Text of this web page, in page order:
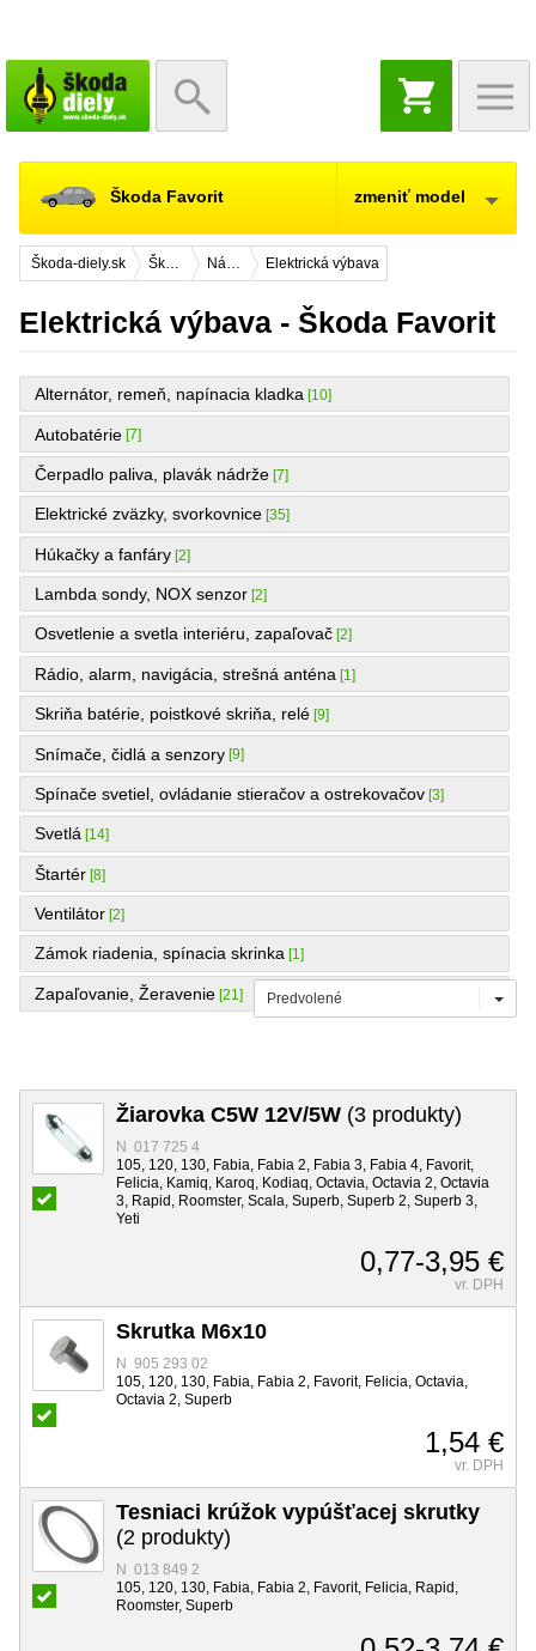
NÁKUPNÝ
KOŠÍK
Škoda Favorit zmeniť model
Škoda-diely.sk Škoda Favorit Náhradné diely Elektrická výbava
Elektrická výbava - Škoda Favorit
Alternátor, remeň, napínacia kladka [10]
Autobatérie [7]
Čerpadlo paliva, plavák nádrže [7]
Elektrické zväzky, svorkovnice [35]
Húkačky a fanfáry [2]
Lambda sondy, NOX senzor [2]
Osvetlenie a svetla interiéru, zapaľovač [2]
Rádio, alarm, navigácia, strešná anténa [1]
Skriňa batérie, poistkové skriňa, relé [9]
Snímače, čidlá a senzory [9]
Spínače svetiel, ovládanie stieračov a ostrekovačov [3]
Svetlá [14]
Štartér [8]
Ventilátor [2]
Zámok riadenia, spínacia skrinka [1]
Zapaľovanie, Žeravenie [21]
Žiarovka C5W 12V/5W (3 produkty)
N 017 725 4
105, 120, 130, Fabia, Fabia 2, Fabia 3, Fabia 4, Favorit,
Felicia, Kamiq, Karoq, Kodiaq, Octavia, Octavia 2, Octavia
3, Rapid, Roomster, Scala, Superb, Superb 2, Superb 3,
Yeti
0,77-3,95 €
vr. DPH
Skrutka M6x10
N 905 293 02
105, 120, 130, Fabia, Fabia 2, Favorit, Felicia, Octavia,
Octavia 2, Superb
1,54 €
vr. DPH
Tesniaci krúžok vypúšťacej skrutky
(2 produkty)
N 013 849 2
105, 120, 130, Fabia, Fabia 2, Favorit, Felicia, Rapid,
Roomster, Superb
Predvolené